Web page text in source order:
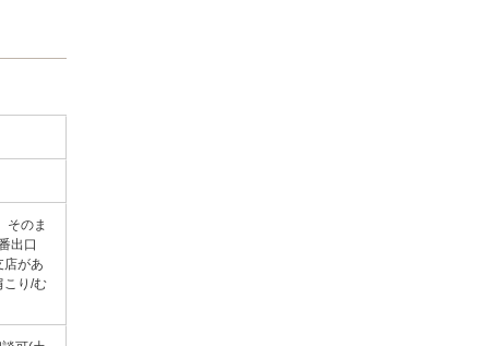
そのま
出口
店があ
こり/む